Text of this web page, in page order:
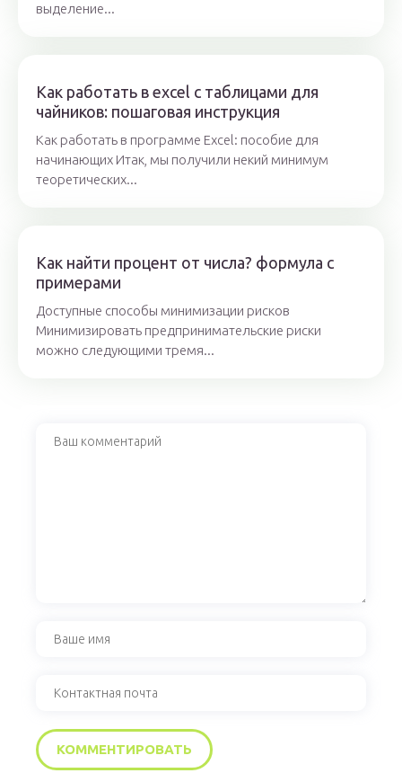
выделение...
Как работать в excel с таблицами для
чайников: пошаговая инструкция
Как работать в программе Excel: пособие для
начинающих Итак, мы получили некий минимум
теоретических...
Как найти процент от числа? формула с
примерами
Доступные способы минимизации рисков
Минимизировать предпринимательские риски
можно следующими тремя...